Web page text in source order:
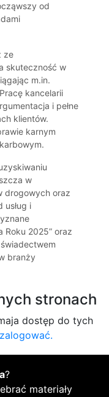
od
ze
skuteczność w
m.in.
kancelarii
i pełne
klientów.
karnym
w
drogowych oraz
usług i
Roku 2025” oraz
branży
stronach
dostęp do tych
?
materiały